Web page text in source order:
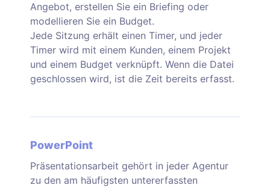
Angebot, erstellen Sie ein Briefing oder
modellieren Sie ein Budget.
Jede Sitzung erhält einen Timer, und jeder
Timer wird mit einem Kunden, einem Projekt
und einem Budget verknüpft. Wenn die Datei
geschlossen wird, ist die Zeit bereits erfasst.
PowerPoint
Präsentationsarbeit gehört in jeder Agentur
zu den am häufigsten untererfassten